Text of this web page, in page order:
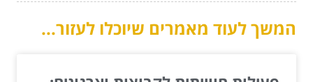
המשך לעוד מאמרים שיוכלו לעזור...